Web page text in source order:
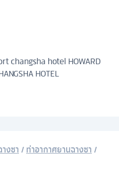
changsha hotel HOWARD
HOTEL
งซา /ท่าอากาศยานฉางซา /